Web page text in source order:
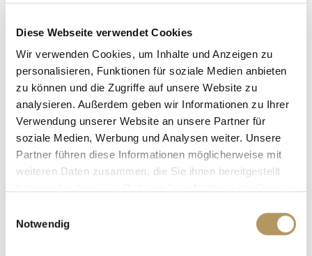
Diese Webseite verwendet Cookies
Wir verwenden Cookies, um Inhalte und Anzeigen zu
personalisieren, Funktionen für soziale Medien anbieten
zu können und die Zugriffe auf unsere Website zu
analysieren. Außerdem geben wir Informationen zu Ihrer
Verwendung unserer Website an unsere Partner für
soziale Medien, Werbung und Analysen weiter. Unsere
Partner führen diese Informationen möglicherweise mit
weiteren Daten zusammen, die Sie ihnen bereitgestellt
Notwendig
bekannt sind (zum Beispiel der neue Wohnort des
Nehmen Sie gerne mit uns Kontakt auf.
Ein entsprechendes Muster eines
Scheidungsantrags finden Sie,hier.
4. Wo wird der Scheidungsantrag eingereicht?
Der Scheidungsantrag muss durch den
Das Familiengericht ist eine spezielle Abteilung bei
den Amtsgerichten, die nur für die Bearbeitung von